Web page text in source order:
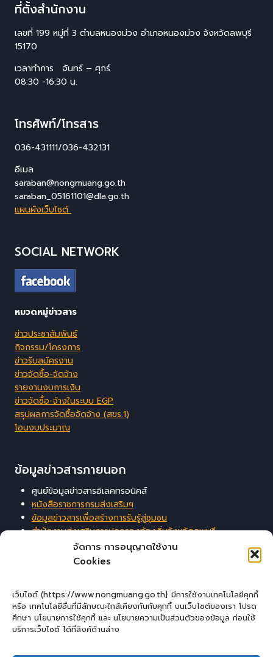
จัดการ การอนุญาตใช้งาน
Cookies
เว็บไซต์ (https://www.nongmuang.go.th} มีการใช้งานเทคโนโลยีคุกกี้
หรือ เทคโนโลยีอื่นที่มีลักษณะใกล้เคียงกันกับคุกกี้ บนเว็บไซต์ของเรา โปรด
ศึกษา นโยบายการใช้คุกกี้ และ นโยบายความเป็นส่วนตัวของข้อมูล ก่อนใช้
บริการเว็บไซต์ ได้ที่ลิงค์ด้านล่าง
ที่ตั้งสำนักงาน
เลขที่ 199 หมู่ที่ 3 ตำบลหนองม่วง อำเภอหนองม่วง จังหวัดลพบุรี
15170
เวลาทำการ จันทร์ – ศุกร์
08:30 -16:30 น.
โทรศัพท์/โทรสาร
036-431111/036-432131
อีเมล
saraban@nongmuang.go.th
saraban_05161101@dla.go.th
แผนผังเว็บไซต์
SOCIAL NETWORK
หมวดหมู่ข่าวสาร
ข่าวประชาสัมพันธ์
กิจกรรม/โครงการ
ข่าวรับสมัครงาน
ข่าวจัดซื้อ-จัดจ้าง
รายงานงบการเงิน
ข่าวจัดซื้อ-จ้างในระบบ EGP
สรุปผลการจัดซื้อจัดจ้าง (สขร.1)
โอนงบประมาณ
ข้อมูลข่าวสารภายนอก
ศูนย์ข้อมูลข่าวสารอิเลคทรอนิคส์
หนังสือราชการกรมส่งเสริมฯ
ข้อมูลข่าวสารเพื่อสร้างการรับรู้สู่ชุมชน
สำนักงานส่งเสริมการปกครองท้องถิ่นจังหวัดลพบุรี
ระบบสารสนเทศสนับสนุนการบริหารจัดการของ อปท.
ผู้เยี่ยมชมเว็บไซต์
ผู้เยี่ยมชม : 4
Login